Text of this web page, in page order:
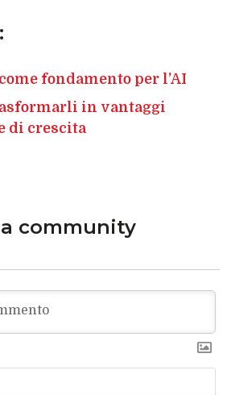
fondamento per l’AI
in vantaggi
di crescita
community